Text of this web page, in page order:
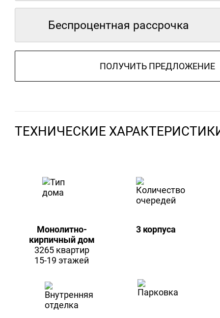
Беспроцентная рассрочка
ПОЛУЧИТЬ ПРЕДЛОЖЕНИЕ
ТЕХНИЧЕСКИЕ
Монолитно-
кирпичный дом
3265 квартир
15-19 этажей
3 корпуса